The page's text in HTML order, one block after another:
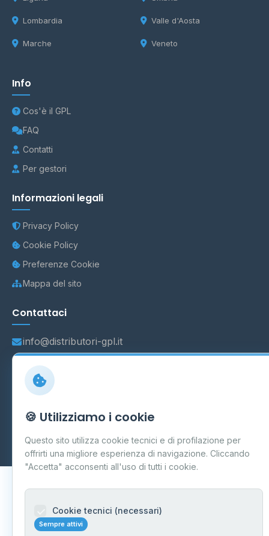
Lombardia
Marche
Valle d'Aosta
Veneto
Info
Cos'è il GPL
FAQ
Contatti
Per gestori
Informazioni legali
Privacy Policy
Cookie Policy
Preferenze Cookie
Mappa del sito
Contattaci
info@distributori-gpl.it
Carpi P.IVA 03859300364
Dati forniti da Ministero delle Imprese e del Made in Italy
Aggiornamento quotidiano
🍪 Utilizziamo i cookie
Questo sito utilizza cookie tecnici e di profilazione per
offrirti una migliore esperienza di navigazione. Cliccando
"Accetta" acconsenti all'uso di tutti i cookie.
Cookie tecnici (necessari)
Sempre attivi